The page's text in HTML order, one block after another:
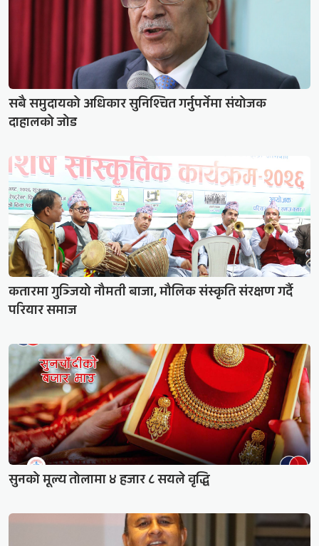
सबै समुदायको अधिकार सुनिश्चित गर्नुपर्नेमा संयोजक
दाहालको जोड
कतारमा गुञ्जियो नौमती बाजा, मौलिक संस्कृति संरक्षण गर्दै
परियार समाज
सुनको मूल्य तोलामा ४ हजार ८ सयले वृद्धि